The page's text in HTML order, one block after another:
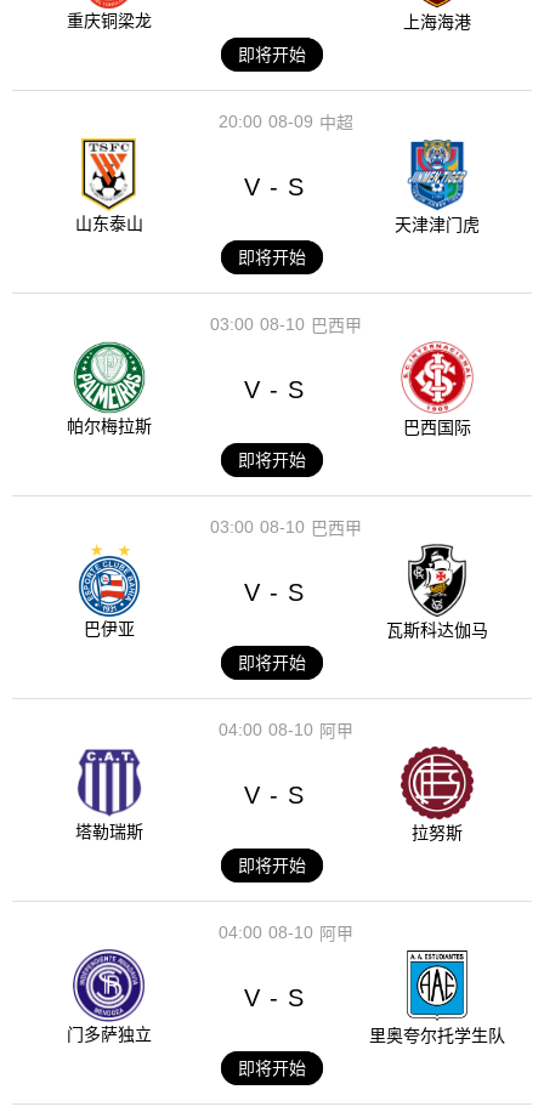
重庆铜梁龙
上海海港
即将开始
08-09
20:00 中超
山东泰山
V - S
天津津门虎
即将开始
08-10
03:00 巴西甲
帕尔梅拉斯
V - S
巴西国际
即将开始
08-10
03:00 巴西甲
巴伊亚
V - S
瓦斯科达伽马
即将开始
08-10
04:00 阿甲
塔勒瑞斯
V - S
拉努斯
即将开始
08-10
04:00 阿甲
门多萨独立
V - S
里奥夸尔托学生队
即将开始